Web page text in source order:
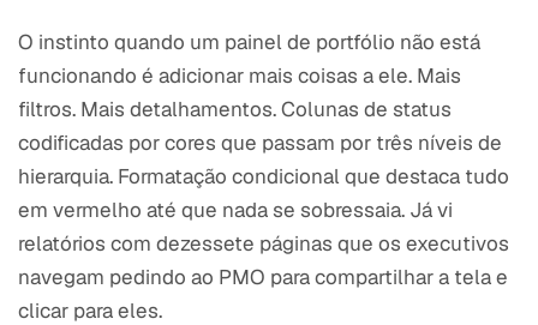
O instinto quando um painel de portfólio não está
funcionando é adicionar mais coisas a ele. Mais
filtros. Mais detalhamentos. Colunas de status
codificadas por cores que passam por três níveis de
hierarquia. Formatação condicional que destaca tudo
em vermelho até que nada se sobressaia. Já vi
relatórios com dezessete páginas que os executivos
navegam pedindo ao PMO para compartilhar a tela e
clicar para eles.